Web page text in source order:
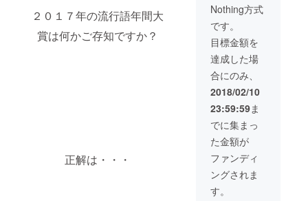
２０１７年の流行語年間大
賞は何かご存知ですか？
正解は・・・
Nothing方式
です。
目標金額を
達成した場
合にのみ、
2018/02/10
23:59:59ま
でに集まっ
た金額が
ファンディ
ングされま
す。